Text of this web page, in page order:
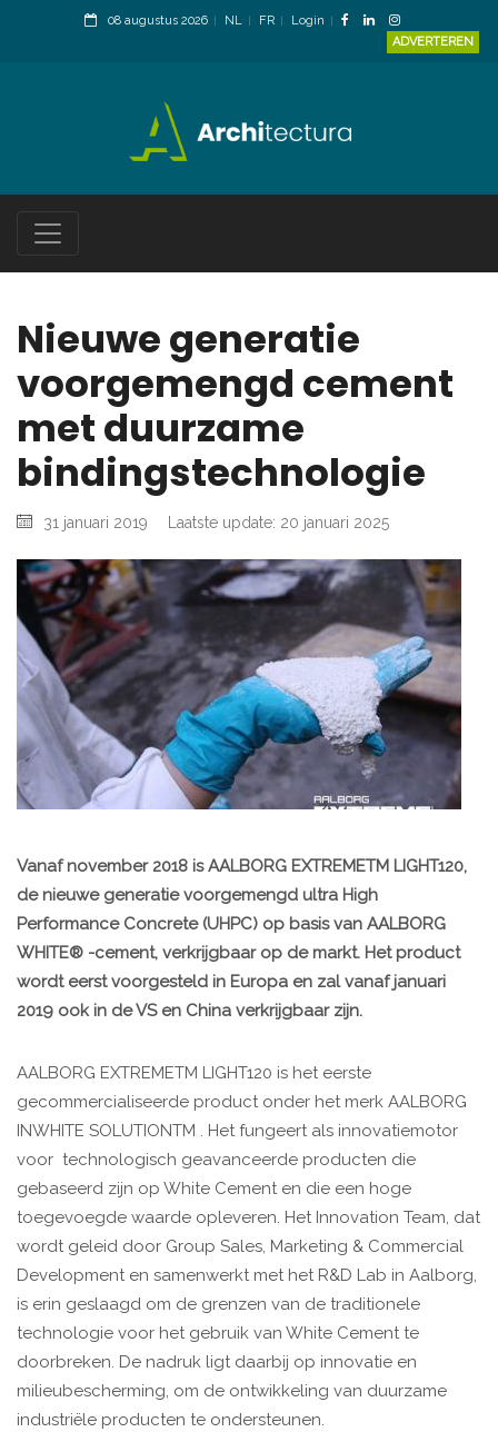
08 augustus 2026 NL FR
Login
ADVERTEREN
Nieuwe generatie
voorgemengd cement
met duurzame
bindingstechnologie
31 januari 2019 Laatste update: 20 januari 2025
Vanaf november 2018 is AALBORG EXTREMETM LIGHT120,
de nieuwe generatie voorgemengd ultra High
Performance Concrete (UHPC) op basis van AALBORG
WHITE® -cement, verkrijgbaar op de markt. Het product
wordt eerst voorgesteld in Europa en zal vanaf januari
2019 ook in de VS en China verkrijgbaar zijn.
AALBORG EXTREMETM LIGHT120 is het eerste
gecommercialiseerde product onder het merk AALBORG
INWHITE SOLUTIONTM . Het fungeert als innovatiemotor
voor technologisch geavanceerde producten die
gebaseerd zijn op White Cement en die een hoge
toegevoegde waarde opleveren. Het Innovation Team, dat
wordt geleid door Group Sales, Marketing & Commercial
Development en samenwerkt met het R&D Lab in Aalborg,
is erin geslaagd om de grenzen van de traditionele
technologie voor het gebruik van White Cement te
doorbreken. De nadruk ligt daarbij op innovatie en
milieubescherming, om de ontwikkeling van duurzame
industriële producten te ondersteunen.